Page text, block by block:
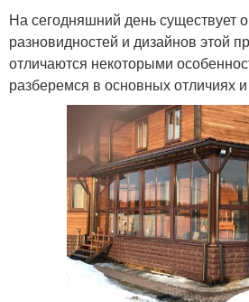
Кованые беседки
Беседка из дерева
Садовая беседка
На сегодняшний день существует
разновидностей и дизайнов этой
отличаются некоторыми
разберемся в основных отличиях